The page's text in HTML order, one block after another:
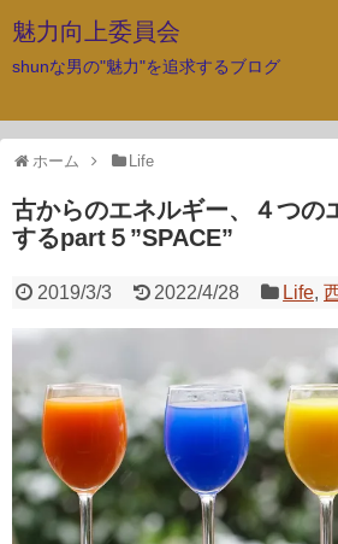
魅力向上委員会
shunな男の"魅力"を追求するブログ
ホーム Life
古からのエネルギー、４つの
するpart５”SPACE”
2019/3/3 2022/4/28 Life,